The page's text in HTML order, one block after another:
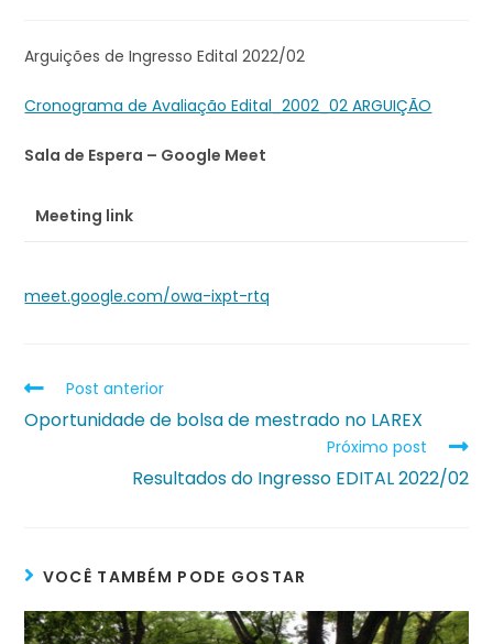
Arguições de Ingresso Edital 2022/02
Cronograma de Avaliação Edital_2002_02 ARGUIÇÃO
Sala de Espera – Google Meet
Meeting link
meet.google.com/owa-ixpt-rtq
Post anterior
Oportunidade de bolsa de mestrado no LAREX
Próximo post
Resultados do Ingresso EDITAL 2022/02
VOCÊ TAMBÉM PODE GOSTAR